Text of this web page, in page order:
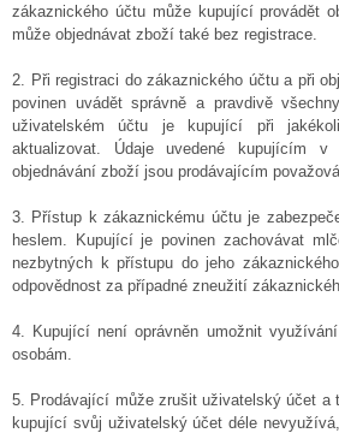
zákaznického účtu může kupující provádět
může objednávat zboží také bez registrace.
2. Při registraci do zákaznického účtu a při
povinen uvádět správně a pravdivě
uživatelském účtu je kupující při
aktualizovat. Údaje uvedené kupujícím
objednávání zboží jsou prodávajícím
3. Přístup k zákaznickému účtu je
heslem. Kupující je povinen zachovávat
nezbytných k přístupu do jeho
odpovědnost za případné zneužití
4. Kupující není oprávněn umožnit
osobám.
5. Prodávající může zrušit uživatelský účet a
kupující svůj uživatelský účet déle